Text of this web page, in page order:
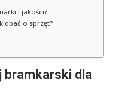
i jakości?
dbać o sprzęt?
bramkarski dla